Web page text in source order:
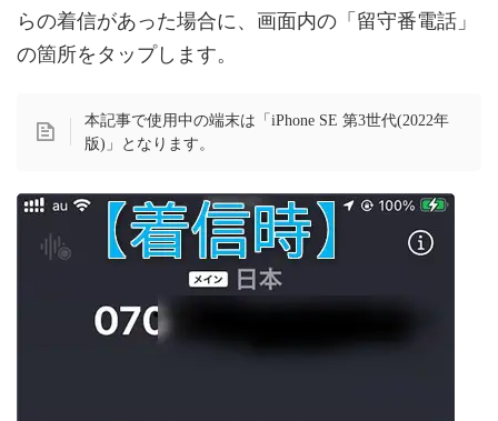
らの着信があった場合に、画面内の「留守番電話」
の箇所をタップします。
本記事で使用中の端末は「iPhone SE 第3世代(2022年
版)」となります。